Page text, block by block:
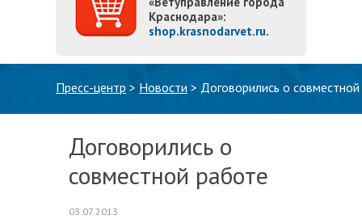
Краснодара»:
shop.krasnodarvet.ru.
Пресс-центр > Новости > Договорились о
Договорились о
совместной работе
03.07.2013